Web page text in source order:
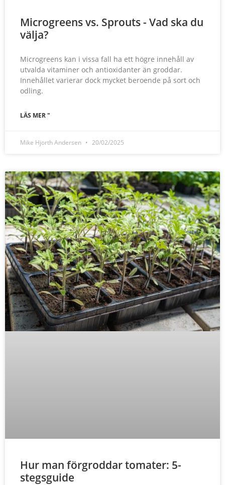
Microgreens vs. Sprouts - Vad ska du
välja?
Microgreens kan i vissa fall ha ett högre innehåll av
utvalda vitaminer och antioxidanter än groddar.
Innehållet varierar dock mycket beroende på sort och
odling.
LÄS MER "
Mike Hjorth Andersen 20/02/2025
Hur man förgroddar tomater: 5-
stegsguide